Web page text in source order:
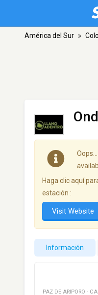
América del Sur »
Haga clic aquí
estación :
Visit Website
Información
PAZ DE ARIPORO ·